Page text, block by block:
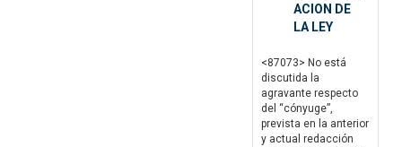
ACION DE
LA LEY
<87073> No está
discutida la
agravante respecto
del “cónyuge”,
prevista en la anterior
y actual redacción